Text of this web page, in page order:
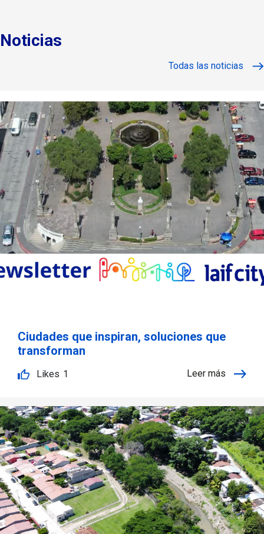
Noticias
Todas las noticias
Ciudades que inspiran, soluciones que
transforman
Likes 1 Leer más